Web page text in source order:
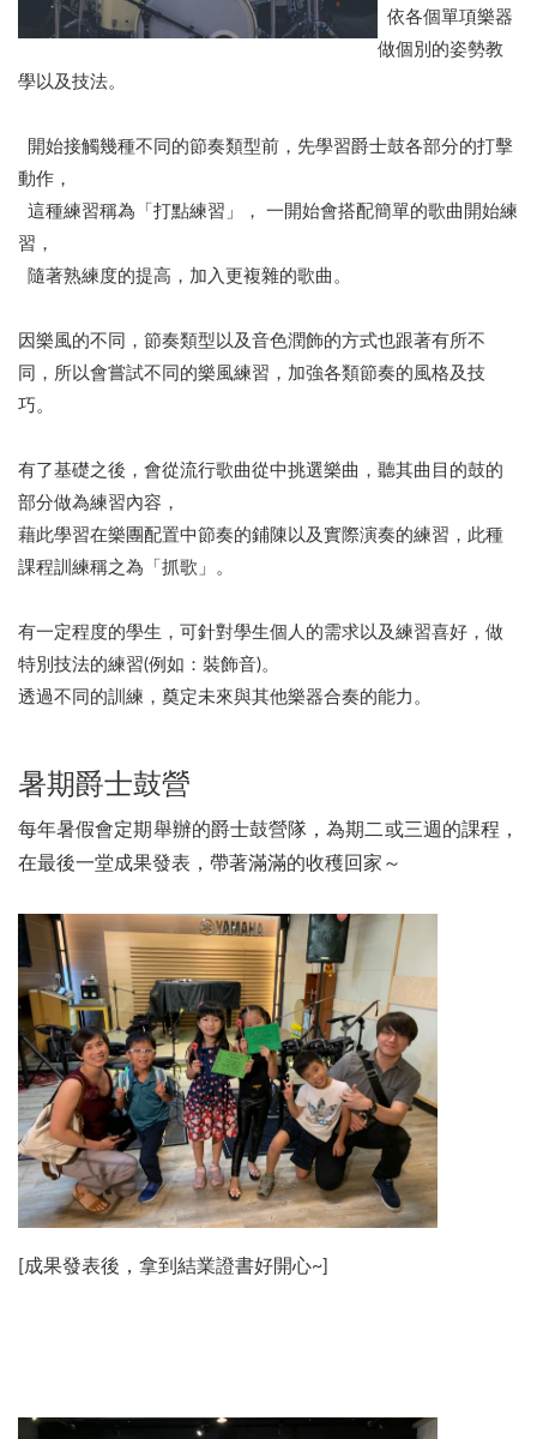
依各個單項樂器
做個別的姿勢教
學以及技法。
開始接觸幾種不同的節奏類型前，先學習爵士鼓各部分的打擊
動作，
這種練習稱為「打點練習」， 一開始會搭配簡單的歌曲開始練
習，
隨著熟練度的提高，加入更複雜的歌曲。
因樂風的不同，節奏類型以及音色潤飾的方式也跟著有所不
同，所以會嘗試不同的樂風練習，加強各類節奏的風格及技
巧。
有了基礎之後，會從流行歌曲從中挑選樂曲，聽其曲目的鼓的
部分做為練習內容，
藉此學習在樂團配置中節奏的鋪陳以及實際演奏的練習，此種
課程訓練稱之為「抓歌」。
有一定程度的學生，可針對學生個人的需求以及練習喜好，做
特別技法的練習(例如：裝飾音)。
透過不同的訓練，奠定未來與其他樂器合奏的能力。
暑期爵士鼓營
每年暑假會定期舉辦的爵士鼓營隊，為期二或三週的課程，
在最後一堂成果發表，帶著滿滿的收穫回家～
[成果發表後，拿到結業證書好開心~]